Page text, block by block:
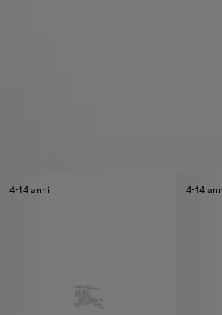
4-14 anni 4-14